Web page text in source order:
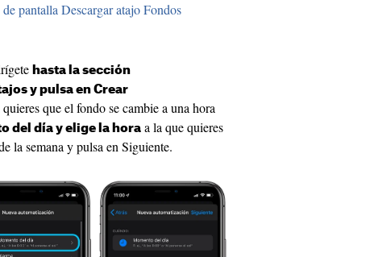
pantalla Descargar atajo Fondos
hasta la sección
y pulsa en Crear
quieres que el fondo se cambie a una hora
del día y elige la hora a la que quieres
la semana y pulsa en Siguiente.